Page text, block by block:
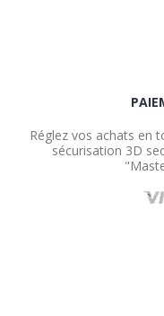
Réglez vos achats en
sécurisation 3D